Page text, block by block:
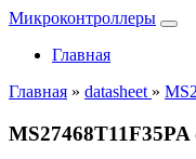
Микроконтроллеры
Главная
Главная » datasheet »
MS27468T11F35PA